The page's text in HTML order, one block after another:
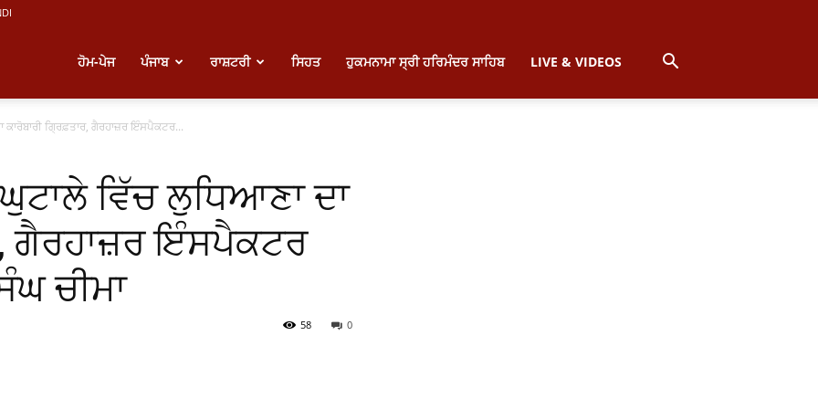
ਹੋਮ-ਪੇਜ ਪੰਜਾਬ ਰਾਸ਼ਟਰੀ ਸਿਹਤ ਹੁਕਮਨਾਮਾ ਸ੍ਰੀ ਹਰਿਮੰਦਰ ਸਾਹਿਬ LIVE & VIDEOS
ਗ੍ਰਿਫ਼ਤਾਰ, ਗੈਰਹਾਜ਼ਰ ਇੰਸਪੈਕਟਰ...
ਵਿੱਚ ਲੁਧਿਆਣਾ ਦਾ
ਗੈਰਹਾਜ਼ਰ ਇੰਸਪੈਕਟਰ
ਚੀਮਾ
0
58